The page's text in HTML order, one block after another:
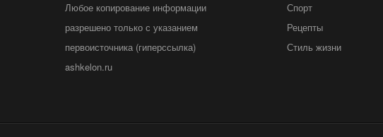
Любое копирование информации
разрешено только с указанием
первоисточника (гиперссылка)
ashkelon.ru
Спорт
Рецепты
Стиль жизни